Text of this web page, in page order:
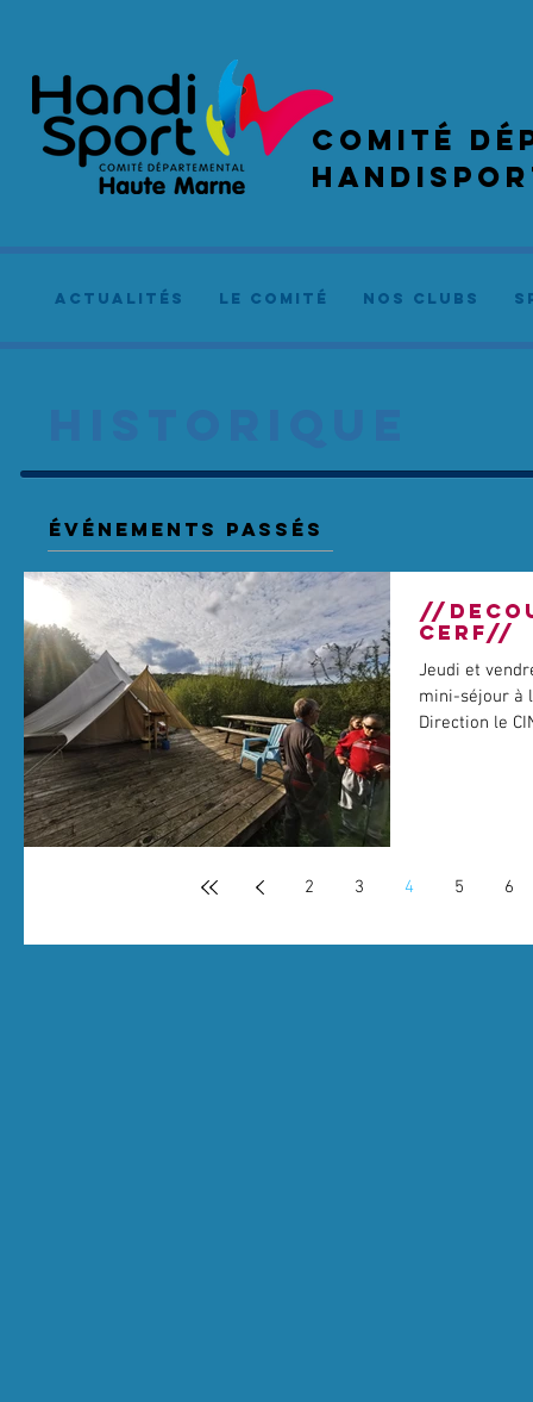
COMIté
actualités le comité NOS CLUBS
événements Passés
//
CERF//
Jeudi et
mini-séjour à
Direction le
2 3 4 5 6